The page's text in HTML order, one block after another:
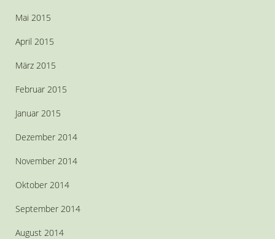
Mai 2015
April 2015
März 2015
Februar 2015
Januar 2015
Dezember 2014
November 2014
Oktober 2014
September 2014
August 2014